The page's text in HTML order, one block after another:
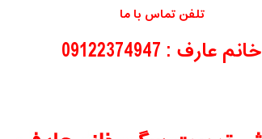
تلفن تماس با ما
خانم عارف : 09122374947